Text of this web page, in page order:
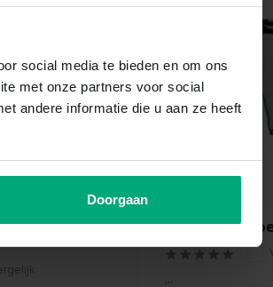
social media te bieden en om ons
met onze partners voor social
andere informatie die u aan ze heeft
Doorgaan
Albatros
...